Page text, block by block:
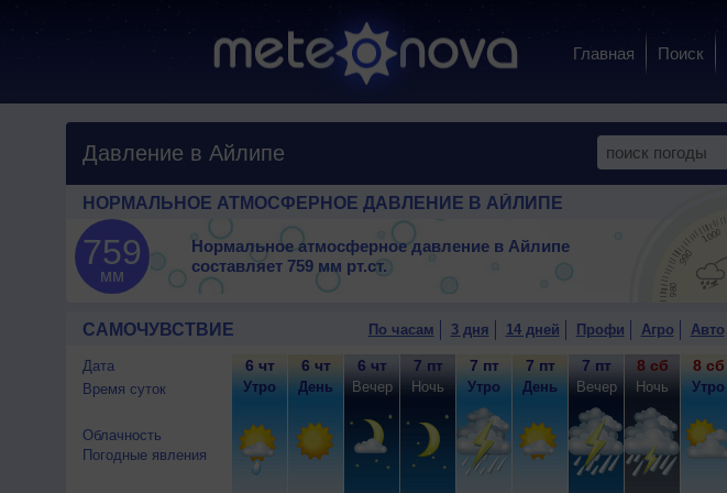
Главная Поиск
Давление в Айлипе
НОРМАЛЬНОЕ АТМОСФЕРНОЕ ДАВЛЕНИЕ В АЙЛИПЕ
759
мм
Нормальное атмосферное давление в Айлипе
составляет 759 мм рт.ст.
САМОЧУВСТВИЕ По часам 3 дня 14 дней Профи Агро Авто
Дата
Время суток
Облачность
Погодные явления
6 чт
Утро
6 чт
День
6 чт
Вечер
7 пт
Ночь
7 пт
Утро
7 пт
День
7 пт
Вечер
8 сб
Ночь
8 сб
Утро